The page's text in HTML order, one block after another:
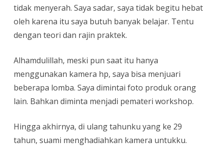
tidak menyerah. Saya sadar, saya tidak begitu hebat
oleh karena itu saya butuh banyak belajar. Tentu
dengan teori dan rajin praktek.
Alhamdulillah, meski pun saat itu hanya
menggunakan kamera hp, saya bisa menjuari
beberapa lomba. Saya dimintai foto produk orang
lain. Bahkan diminta menjadi pemateri workshop.
Hingga akhirnya, di ulang tahunku yang ke 29
tahun, suami menghadiahkan kamera untukku.